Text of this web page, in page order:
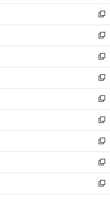
ウ
ィ
ン
ド
ウ
で
開
く
し
い
ウ
ィ
ン
ド
ウ
で
開
く
新
し
い
ウ
ィ
ン
ド
ウ
で
開
く
新
し
い
ウ
ィ
ン
ド
ウ
で
開
く
新
し
い
ウ
ィ
ン
ド
ウ
で
開
く
新
し
い
ウ
ィ
ン
ド
ウ
で
開
く
新
し
い
ウ
ィ
ン
ド
ウ
で
開
新
し
い
ウ
ィ
ン
ド
ウ
新
し
い
ウ
ィ
ン
新
し
い
ウ
新
し